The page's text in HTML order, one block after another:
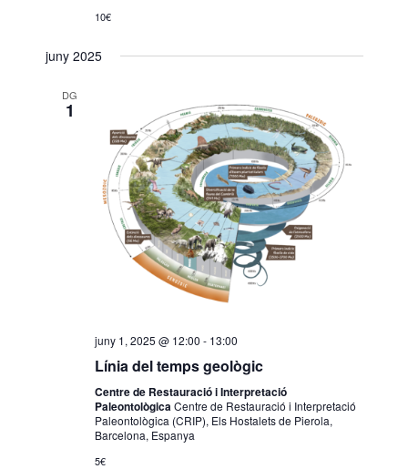
10€
juny 2025
DG
1
juny 1, 2025 @ 12:00 - 13:00
Línia del temps geològic
Centre de Restauració i Interpretació
PaleontològicaCentre de Restauració i Interpretació
Paleontològica (CRIP), Els Hostalets de Pierola,
Barcelona, Espanya
5€